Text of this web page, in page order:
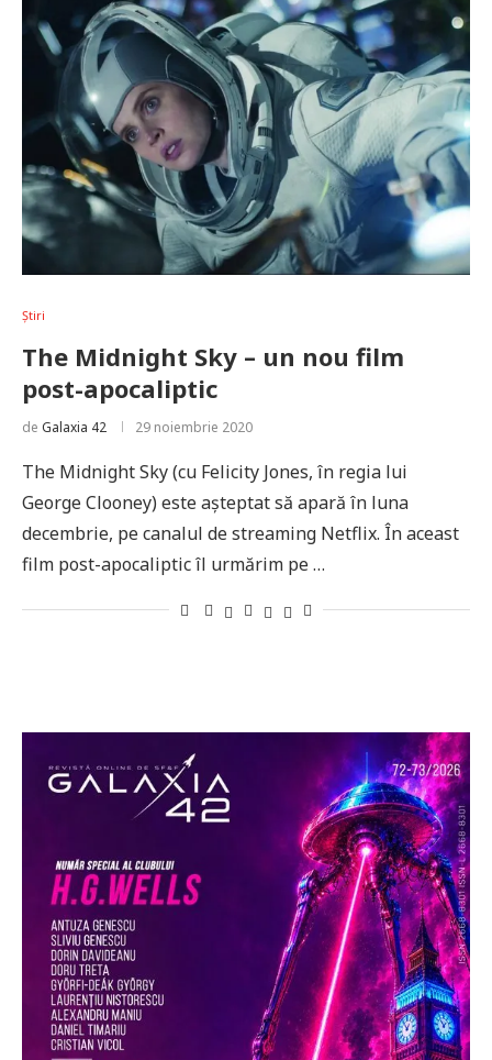
Știri
The Midnight Sky – un nou film
post-apocaliptic
de Galaxia 42 29 noiembrie 2020
The Midnight Sky (cu Felicity Jones, în regia lui
George Clooney) este așteptat să apară în luna
decembrie, pe canalul de streaming Netflix. În aceast
film post-apocaliptic îl urmărim pe …